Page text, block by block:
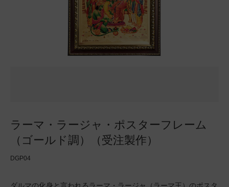
ラーマ・ラージャ・ポスターフレーム
（ゴールド調）（受注製作）
DGP04